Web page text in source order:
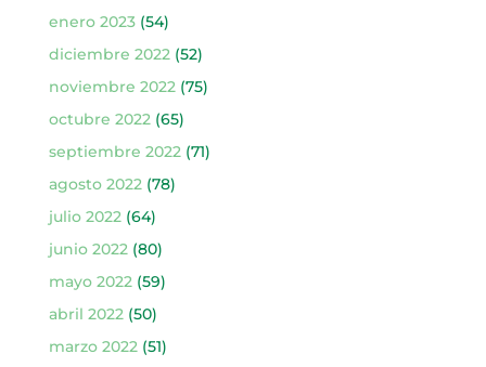
enero 2023(54)
diciembre 2022(52)
noviembre 2022(75)
octubre 2022(65)
septiembre 2022(71)
agosto 2022(78)
julio 2022(64)
junio 2022(80)
mayo 2022(59)
abril 2022(50)
marzo 2022(51)